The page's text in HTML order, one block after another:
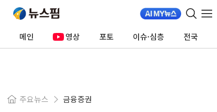
메인 영상 포토 이슈·심층 전국
주요뉴스 금융증권